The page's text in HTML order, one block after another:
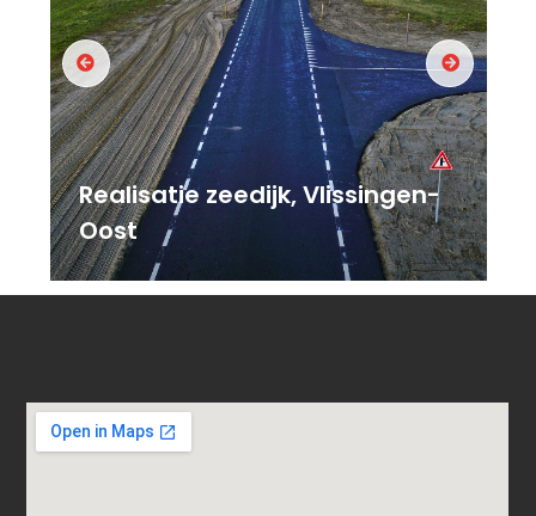
Realisatie zeedijk, Vlissingen-
Oost